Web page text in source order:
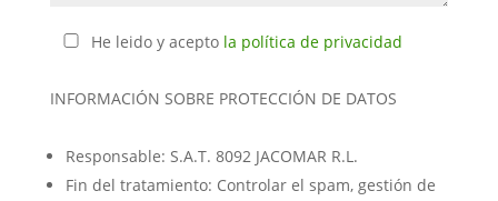
He leido y acepto la política de privacidad
INFORMACIÓN SOBRE PROTECCIÓN DE DATOS
Responsable: S.A.T. 8092 JACOMAR R.L.
Fin del tratamiento: Controlar el spam, gestión de